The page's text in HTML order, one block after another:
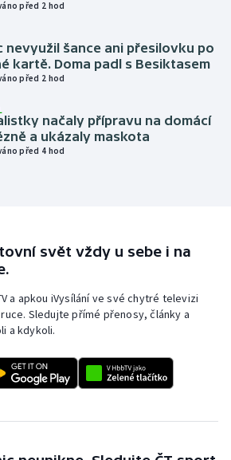
před 2 hod
nevyužil šance ani přesilovku po
kartě. Doma padl s Besiktasem
před 2 hod
načaly přípravu na domácí
a ukázaly maskota
před 4 hod
svět vždy u sebe i na
a apkou iVysílání ve své chytré televizi
Sledujte přímé přenosy, články a
a kdykoli.